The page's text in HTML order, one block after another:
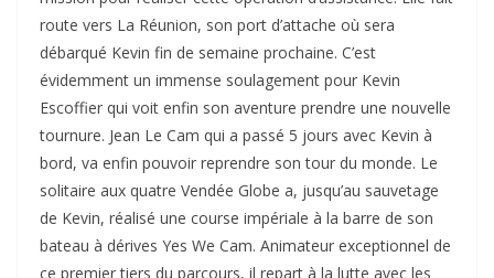
route vers La Réunion, son port d’attache où sera
débarqué Kevin fin de semaine prochaine. C’est
évidemment un immense soulagement pour Kevin
Escoffier qui voit enfin son aventure prendre une nouvelle
tournure. Jean Le Cam qui a passé 5 jours avec Kevin à
bord, va enfin pouvoir reprendre son tour du monde. Le
solitaire aux quatre Vendée Globe a, jusqu’au sauvetage
de Kevin, réalisé une course impériale à la barre de son
bateau à dérives Yes We Cam. Animateur exceptionnel de
ce premier tiers du parcours, il repart à la lutte avec les